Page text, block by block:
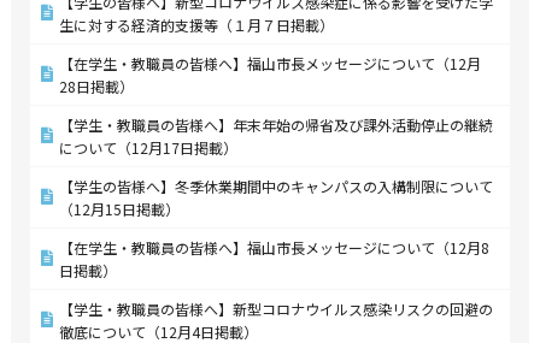
生に対する経済的支援等（１月７日掲載）
【在学生・教職員の皆様へ】福山市長メッセージについて（12月
28日掲載）
【学生・教職員の皆様へ】年末年始の帰省及び課外活動停止の継続
について（12月17日掲載）
【学生の皆様へ】冬季休業期間中のキャンパスの入構制限について
（12月15日掲載）
【在学生・教職員の皆様へ】福山市長メッセージについて（12月8
日掲載）
【学生・教職員の皆様へ】新型コロナウイルス感染リスクの回避の
徹底について（12月4日掲載）